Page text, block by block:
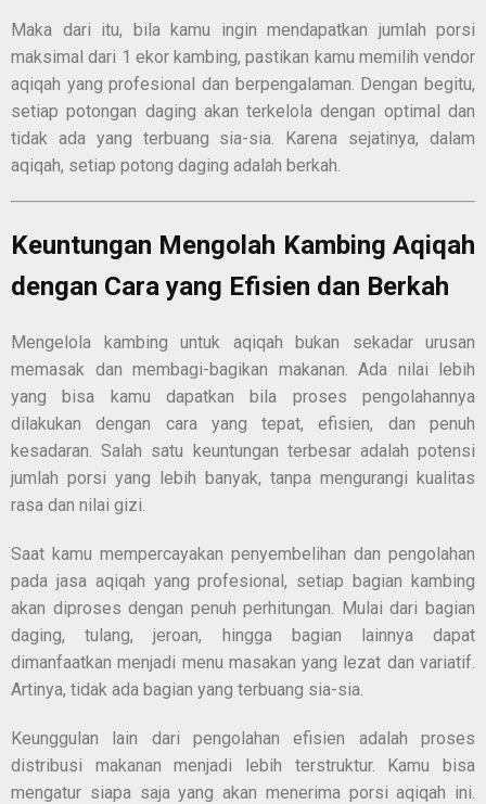
Maka dari itu, bila kamu ingin mendapatkan jumlah porsi
maksimal dari 1 ekor kambing, pastikan kamu memilih vendor
aqiqah yang profesional dan berpengalaman. Dengan begitu,
setiap potongan daging akan terkelola dengan optimal dan
tidak ada yang terbuang sia-sia. Karena sejatinya, dalam
aqiqah, setiap potong daging adalah berkah.
Keuntungan Mengolah Kambing Aqiqah
dengan Cara yang Efisien dan Berkah
Mengelola kambing untuk aqiqah bukan sekadar urusan
memasak dan membagi-bagikan makanan. Ada nilai lebih
yang bisa kamu dapatkan bila proses pengolahannya
dilakukan dengan cara yang tepat, efisien, dan penuh
kesadaran. Salah satu keuntungan terbesar adalah potensi
jumlah porsi yang lebih banyak, tanpa mengurangi kualitas
rasa dan nilai gizi.
Saat kamu mempercayakan penyembelihan dan pengolahan
pada jasa aqiqah yang profesional, setiap bagian kambing
akan diproses dengan penuh perhitungan. Mulai dari bagian
daging, tulang, jeroan, hingga bagian lainnya dapat
dimanfaatkan menjadi menu masakan yang lezat dan variatif.
Artinya, tidak ada bagian yang terbuang sia-sia.
Keunggulan lain dari pengolahan efisien adalah proses
distribusi makanan menjadi lebih terstruktur. Kamu bisa
mengatur siapa saja yang akan menerima porsi aqiqah ini.